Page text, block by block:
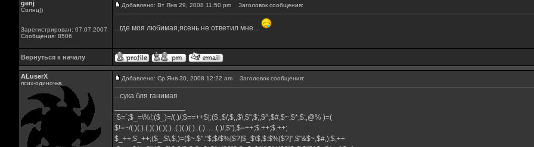
genj
Солнц))
Зарегистрирован: 07.07.2007
Сообщения: 8506
Добавлено: Вт Янв 29, 2008 11:50 pm Заголовок сообщения:
...где моя любимая,ясень не ответил мне...
Вернуться к началу
ALuserX
псих-одиночка
Добавлено: Ср Янв 30, 2008 12:22 am Заголовок сообщения:
...сука бля ганимая
`$=`;$_=\%!;($_)=/(.)/;$==++$|;($.,$/,$,,$\,$",$;,$^,$#,$~,$*,$:,@% )=(
$!=~/(.)(.).(.)(.)(.)(.)..(.)(.)(.)..(.)......(.)/,$"),$=++;$.++;$.++;
$_++;$_++;($_,$\,$,)=($~.$"."$;$/$%[$?]$_$\$,$:$%[$?]",$"&$~,$#,);$,++